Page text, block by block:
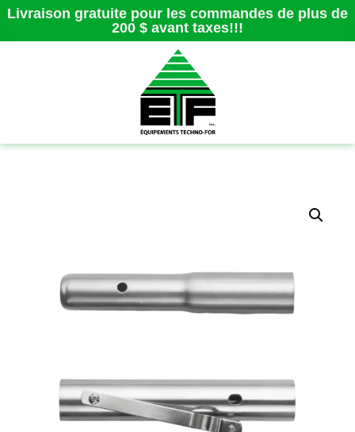
Livraison gratuite pour les commandes de plus de
200 $ avant taxes!!!